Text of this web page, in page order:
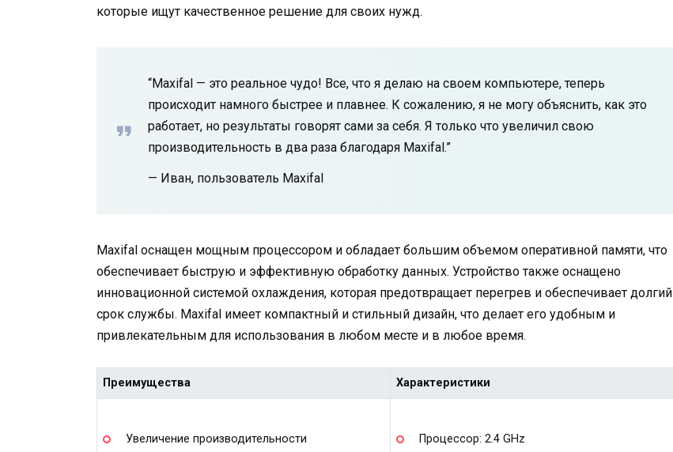
которые ищут качественное решение для своих нужд.
“Maxifal — это реальное чудо! Все, что я делаю на своем компьютере, теперь
происходит намного быстрее и плавнее. К сожалению, я не могу объяснить, как это
работает, но результаты говорят сами за себя. Я только что увеличил свою
производительность в два раза благодаря Maxifal.”
— Иван, пользователь Maxifal
Maxifal оснащен мощным процессором и обладает большим объемом оперативной памяти, что
обеспечивает быструю и эффективную обработку данных. Устройство также оснащено
инновационной системой охлаждения, которая предотвращает перегрев и обеспечивает долгий
срок службы. Maxifal имеет компактный и стильный дизайн, что делает его удобным и
привлекательным для использования в любом месте и в любое время.
Преимущества Характеристики
Увеличение производительности Процессор: 2.4 GHz